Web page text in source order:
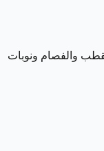
والفصام ونوبات